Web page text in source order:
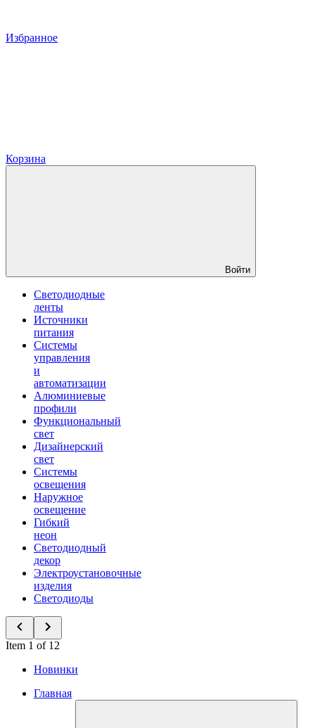
Избранное
Корзина
Войти
Светодиодные
ленты
Источники
питания
Системы
управления
и
автоматизации
Алюминиевые
профили
Функциональный
свет
Дизайнерский
свет
Системы
освещения
Наружное
освещение
Гибкий
неон
Светодиодный
декор
Электроустановочные
изделия
Светодиоды
Item 1 of 12
Новинки
Главная